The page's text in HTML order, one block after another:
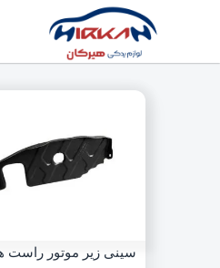
سینی زیر موتور راست